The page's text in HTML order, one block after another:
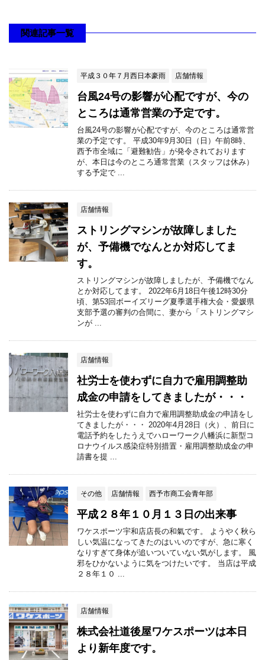
関連記事一覧
平成３０年７月西日本豪雨 店舗情報
台風24号の影響が心配ですが、今の
ところは通常営業の予定です。
台風24号の影響が心配ですが、今のところは通常営
業の予定です。 平成30年9月30日（日）午前8時、
西予市全域に「避難勧告」が発令されております
が、本日は今のところ通常営業（スタッフは休み）
する予定で ...
店舗情報
ストリングマシンが故障しました
が、予備機でなんとか対応してま
す。
ストリングマシンが故障しましたが、予備機でなん
とか対応してます。 2022年6月18日午後12時30分
頃、第53回ボーイズリーグ夏季選手権大会・愛媛県
支部予選の審判の合間に、妻から「ストリングマシ
ンが ...
店舗情報
社労士を使わずに自力で雇用調整助
成金の申請をしてきましたが・・・
社労士を使わずに自力で雇用調整助成金の申請をし
てきましたが・・・ 2020年4月28日（火）、前日に
電話予約をしたうえでハローワーク八幡浜に新型コ
ロナウイルス感染症特別措置・雇用調整助成金の申
請書を提 ...
その他 店舗情報 西予市商工会青年部
平成２８年１０月１３日の出来事
ワケスポーツ宇和店店長の和氣です。 ようやく秋ら
しい気温になってきたのはいいのですが、急に寒く
なりすぎて身体が追いついていない気がします。 風
邪をひかないように気をつけたいです。 当店は平成
２８年１０ ...
店舗情報
株式会社道後屋ワケスポーツは本日
より新年度です。